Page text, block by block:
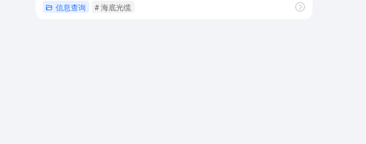
信息查询 # 海底光缆